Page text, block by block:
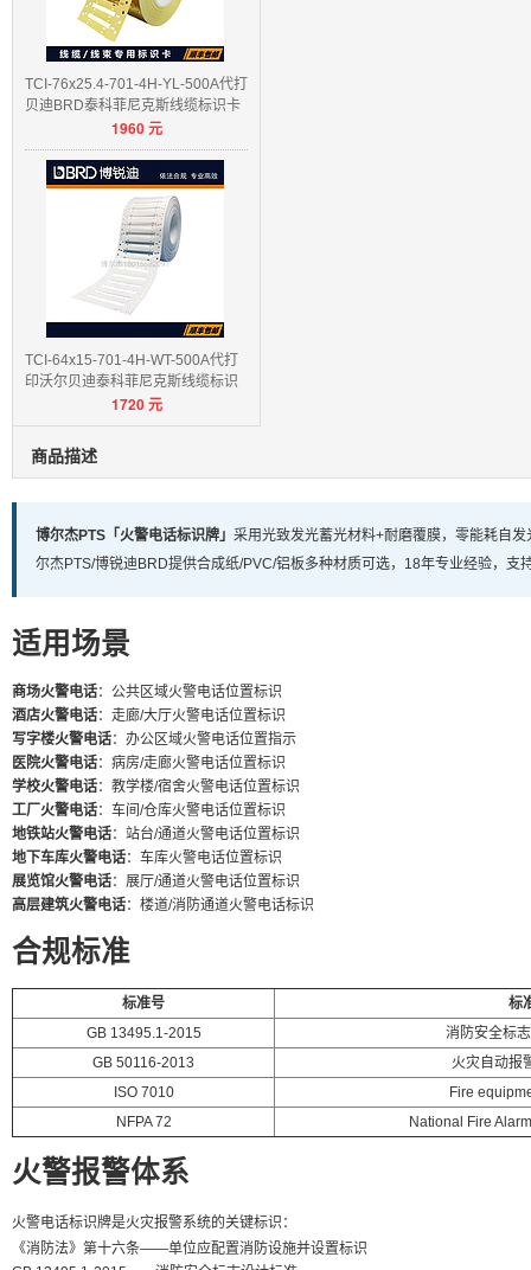
TCI-76x25.4-701-4H-YL-500A代打
贝迪BRD泰科菲尼克斯线缆标识卡
1960元
TCI-64x15-701-4H-WT-500A代打
印沃尔贝迪泰科菲尼克斯线缆标识
1720元
商品描述
博尔杰PTS「火警电话标识牌」 采用光致发光蓄光材料+耐磨覆膜，零能耗自
尔杰PTS/博锐迪BRD提供合成纸/PVC/铝板多种材质可选，18年专业经验，支
适用场景
商场火警电话：公共区域火警电话位置标识
酒店火警电话：走廊/大厅火警电话位置标识
写字楼火警电话：办公区域火警电话位置指示
医院火警电话：病房/走廊火警电话位置标识
学校火警电话：教学楼/宿舍火警电话位置标识
工厂火警电话：车间/仓库火警电话位置标识
地铁站火警电话：站台/通道火警电话位置标识
地下车库火警电话：车库火警电话位置标识
展览馆火警电话：展厅/通道火警电话位置标识
高层建筑火警电话：楼道/消防通道火警电话标识
合规标准
标准号
标
GB 13495.1-2015
消防安全标
GB 50116-2013
火灾自动报
ISO 7010
Fire
NFPA 72
National Fire
火警报警体系
火警电话标识牌是火灾报警系统的关键标识：
《消防法》第十六条——单位应配置消防设施并设置标识